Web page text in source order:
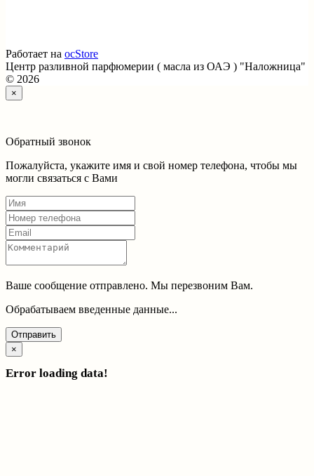
Работает на ocStore
Центр разливной парфюмерии ( масла из ОАЭ ) "Наложница"
© 2026
×
Обратный звонок
Пожалуйста, укажите имя и свой номер телефона, чтобы мы
могли связаться с Вами
Ваше сообщение отправлено. Мы перезвоним Вам.
Обрабатываем введенные данные...
Отправить
×
Error loading data!